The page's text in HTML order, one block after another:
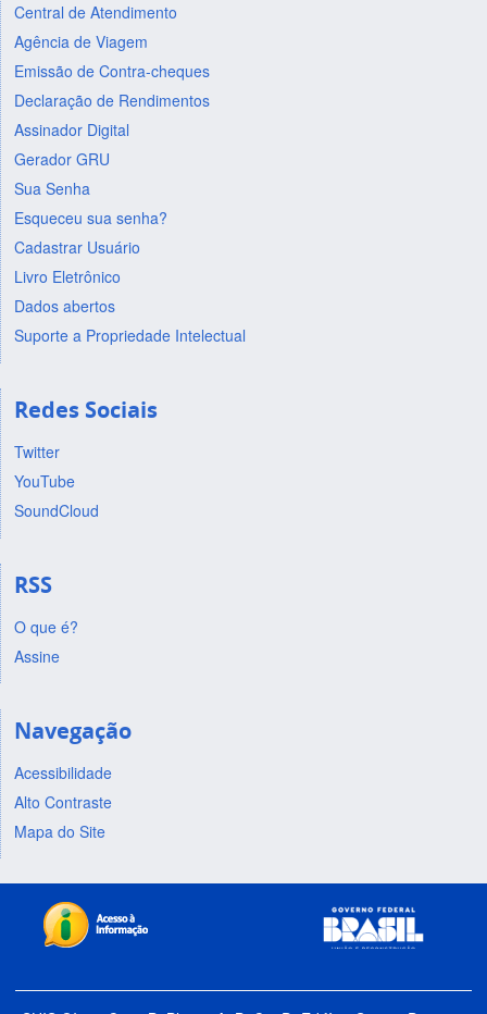
Central de Atendimento
Agência de Viagem
Emissão de Contra-cheques
Declaração de Rendimentos
Assinador Digital
Gerador GRU
Sua Senha
Esqueceu sua senha?
Cadastrar Usuário
Livro Eletrônico
Dados abertos
Suporte a Propriedade Intelectual
Redes Sociais
Twitter
YouTube
SoundCloud
RSS
O que é?
Assine
Navegação
Acessibilidade
Alto Contraste
Mapa do Site